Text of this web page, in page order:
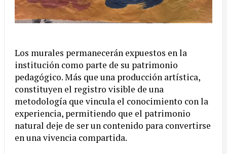
Los murales permanecerán expuestos en la
institución como parte de su patrimonio
pedagógico. Más que una producción artística,
constituyen el registro visible de una
metodología que vincula el conocimiento con la
experiencia, permitiendo que el patrimonio
natural deje de ser un contenido para convertirse
en una vivencia compartida.